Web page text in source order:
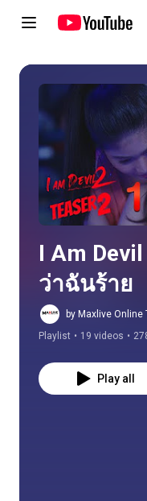
I Am
ว่าฉันร้าย
by Maxlive Online
Playlist • 19 videos •
Play all